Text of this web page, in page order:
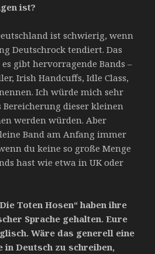
ist?
ist schwierig, wenn
Deutschrock tendiert. Das
gibt hervorragende Bands –
Irish Handcuffs, Idle Class,
Ich würde mich sehr
dieser kleinen
werden würden. Aber
Band am Anfang immer
du keine so große Menge
hast wie etwa in UK oder
Toten Hosen“ haben ihre
Sprache gehalten. Eure
Wäre das generell eine
in Deutsch zu schreiben,